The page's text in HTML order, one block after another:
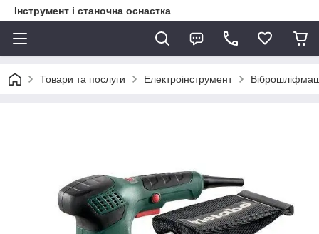
Інструмент і станочна оснастка
Товари та послуги Електроінструмент